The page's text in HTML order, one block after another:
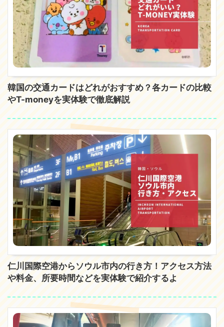
韓国の交通カードはどれがおすすめ？各カードの比較
やT-moneyを実体験で徹底解説
仁川国際空港からソウル市内の行き方！アクセス方法
や料金、所要時間などを実体験で紹介するよ